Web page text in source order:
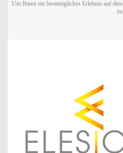
Um Ihnen ein bestmögliches Erlebnis auf